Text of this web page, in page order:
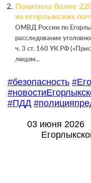
Похитила более
из егорлыкских
ОМВД России по
расследование
ч. 3 ст. 160 УК РФ
лицом...
#безопасность
#ПДД
03 июня 2026